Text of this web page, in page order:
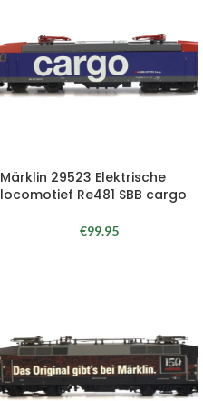
Märklin 29523 Elektrische
locomotief Re481 SBB cargo
€99.95